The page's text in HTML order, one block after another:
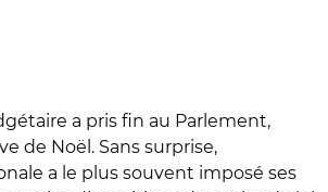
a pris fin au Parlement,
de Noël. Sans surprise,
a le plus souvent imposé ses